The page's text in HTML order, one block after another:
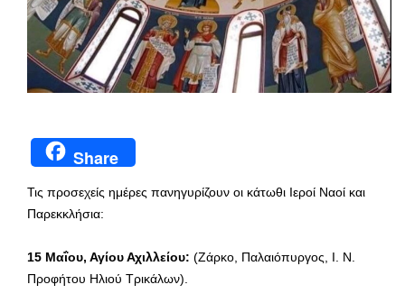
Share
Τις προσεχείς ημέρες πανηγυρίζουν οι κάτωθι Ιεροί Ναοί και
Παρεκκλήσια:
15 Μαΐου, Αγίου Αχιλλείου: (Ζάρκο, Παλαιόπυργος, Ι. Ν.
Προφήτου Ηλιού Τρικάλων).